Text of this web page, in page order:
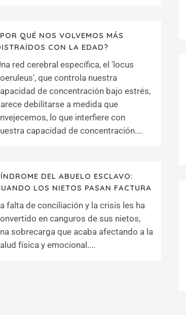
QUÉ NOS VOLVEMOS MÁS
CON LA EDAD?
red cerebral específica, el 'locus
que controla nuestra
de concentración bajo estrés,
debilitarse a medida que
lo que interfiere con
capacidad de concentración....
DEL ABUELO ESCLAVO:
LOS NIETOS PASAN FACTURA
falta de conciliación y la crisis les ha
en canguros de sus nietos,
sobrecarga que acaba afectando a la
física y emocional....